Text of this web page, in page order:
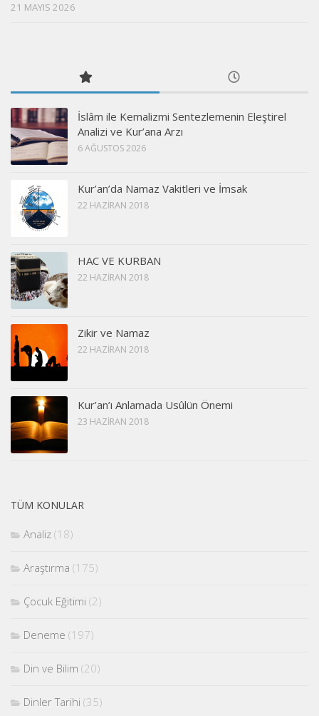
21 MAYIS 2026
İslâm ile Kemalizmi Sentezlemenin Eleştirel
Analizi ve Kur’ana Arzı
6 AĞUSTOS 2026
Kur’an’da Namaz Vakitleri ve İmsak
22 HAZIRAN 2018
HAC VE KURBAN
22 HAZIRAN 2018
Zikir ve Namaz
22 HAZIRAN 2018
Kur’an’ı Anlamada Usûlün Önemi
23 HAZIRAN 2018
TÜM KONULAR
Analiz (18)
Araştırma (175)
Çocuk Eğitimi (2)
Deneme (197)
Din ve Bilim (20)
Dinler Tarihi (35)